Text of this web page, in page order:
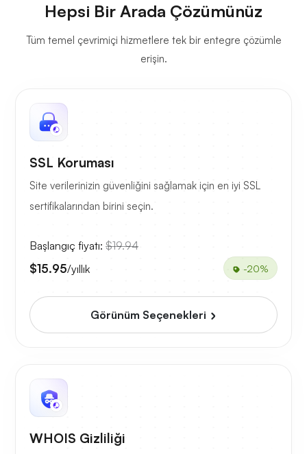
Hepsi Bir Arada Çözümünüz
Tüm temel çevrimiçi hizmetlere tek bir entegre çözümle
erişin.
SSL Koruması
Site verilerinizin güvenliğini sağlamak için en iyi SSL
sertifikalarından birini seçin.
Başlangıç fiyatı: $19.94
$15.95/yıllık -20%
Görünüm Seçenekleri
WHOIS Gizliliği